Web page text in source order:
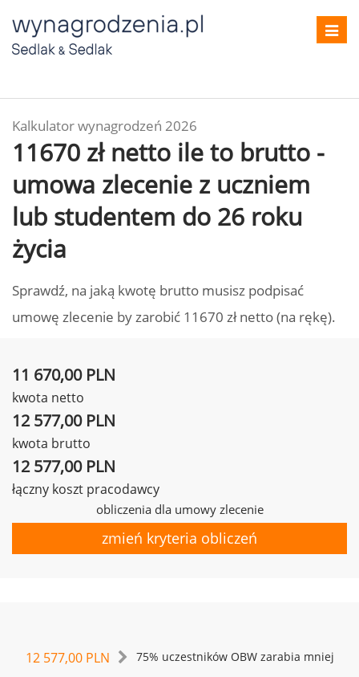
Kalkulator wynagrodzeń 2026
11670 zł netto ile to brutto -
umowa zlecenie z uczniem
lub studentem do 26 roku
życia
Sprawdź, na jaką kwotę brutto musisz podpisać
umowę zlecenie by zarobić 11670 zł netto (na rękę).
11 670,00 PLN
kwota netto
12 577,00 PLN
kwota brutto
12 577,00 PLN
łączny koszt pracodawcy
obliczenia dla umowy zlecenie
zmień kryteria obliczeń
12 577,00 PLN 75% uczestników OBW zarabia mniej